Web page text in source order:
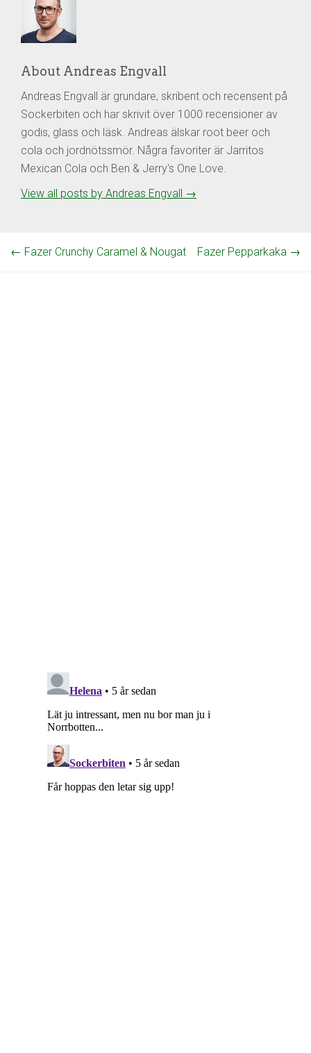
About Andreas Engvall
Andreas Engvall är grundare, skribent och recensent på
Sockerbiten och har skrivit över 1000 recensioner av
godis, glass och läsk. Andreas älskar root beer och
cola och jordnötssmör. Några favoriter är Jarritos
Mexican Cola och Ben & Jerry's One Love.
View all posts by Andreas Engvall →
← Fazer Crunchy Caramel & Nougat Fazer Pepparkaka →